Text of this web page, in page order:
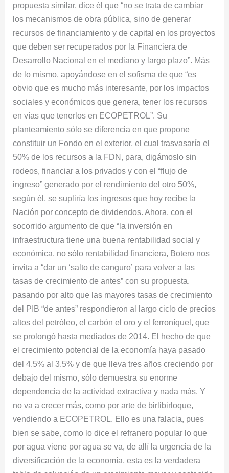
propuesta similar, dice él que “no se trata de cambiar
los mecanismos de obra pública, sino de generar
recursos de financiamiento y de capital en los proyectos
que deben ser recuperados por la Financiera de
Desarrollo Nacional en el mediano y largo plazo”. Más
de lo mismo, apoyándose en el sofisma de que “es
obvio que es mucho más interesante, por los impactos
sociales y económicos que genera, tener los recursos
en vías que tenerlos en ECOPETROL”. Su
planteamiento sólo se diferencia en que propone
constituir un Fondo en el exterior, el cual trasvasaría el
50% de los recursos a la FDN, para, digámoslo sin
rodeos, financiar a los privados y con el “flujo de
ingreso” generado por el rendimiento del otro 50%,
según él, se supliría los ingresos que hoy recibe la
Nación por concepto de dividendos. Ahora, con el
socorrido argumento de que “la inversión en
infraestructura tiene una buena rentabilidad social y
económica, no sólo rentabilidad financiera, Botero nos
invita a “dar un ‘salto de canguro’ para volver a las
tasas de crecimiento de antes” con su propuesta,
pasando por alto que las mayores tasas de crecimiento
del PIB “de antes” respondieron al largo ciclo de precios
altos del petróleo, el carbón el oro y el ferroníquel, que
se prolongó hasta mediados de 2014. El hecho de que
el crecimiento potencial de la economía haya pasado
del 4.5% al 3.5% y de que lleva tres años creciendo por
debajo del mismo, sólo demuestra su enorme
dependencia de la actividad extractiva y nada más. Y
no va a crecer más, como por arte de birlibirloque,
vendiendo a ECOPETROL. Ello es una falacia, pues
bien se sabe, como lo dice el refranero popular lo que
por agua viene por agua se va, de allí la urgencia de la
diversificación de la economía, esta es la verdadera